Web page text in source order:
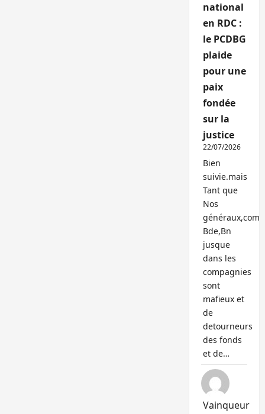
national
en RDC :
le PCDBG
plaide
pour une
paix
fondée
sur la
justice
22/07/2026
Bien
suivie.mais
Tant que
Nos
généraux,com
Bde,Bn
jusque
dans les
compagnies
sont
mafieux et
de
detourneurs
des fonds
et de…
Vainqueur